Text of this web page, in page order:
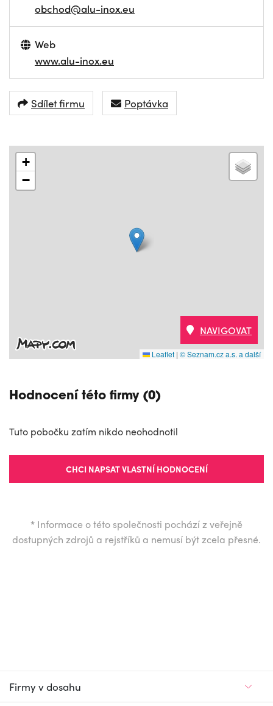
obchod@alu-inox.eu
Web
www.alu-inox.eu
Sdílet firmu Poptávka
+
−
Leaflet | © Seznam.cz a.s. a další
NAVIGOVAT
Hodnocení této firmy (0)
Tuto pobočku zatím nikdo neohodnotil
CHCI NAPSAT VLASTNÍ HODNOCENÍ
* Informace o této společnosti pochází z veřejně
dostupných zdrojů a rejstříků a nemusí být zcela přesné.
Firmy v dosahu